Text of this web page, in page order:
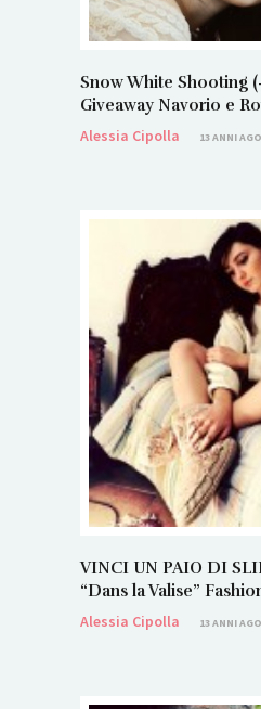
Snow White Shooting
Giveaway Navorio e
Alessia Cipolla
13 ANNI AGO
VINCI UN PAIO DI
“Dans la Valise”
Alessia Cipolla
13 ANNI AGO